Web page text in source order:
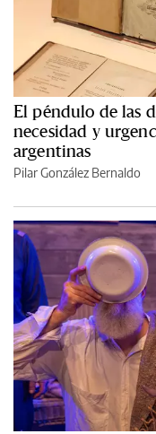
El péndulo de las
necesidad y
argentinas
Pilar González Bernaldo